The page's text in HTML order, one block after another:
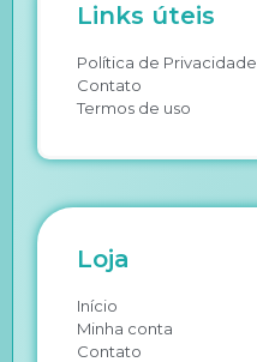
Links úteis
Política de Privacidade
Contato
Termos de uso
Loja
Início
Minha conta
Contato